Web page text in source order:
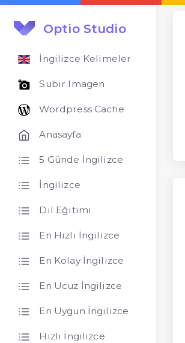
Optio Studio
İngilizce Kelimeler
Subir Imagen
Wordpress Cache
Anasayfa
5 Günde İngilizce
İngilizce
Dil Eğitimi
En Hızlı İngilizce
En Kolay İngilizce
En Ucuz İngilizce
En Uygun İngilizce
Hızlı İngilizce